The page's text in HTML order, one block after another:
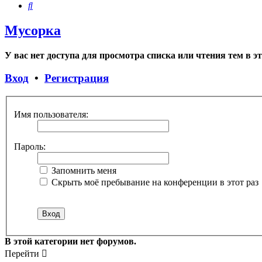
Поиск
Мусорка
У вас нет доступа для просмотра списка или чтения тем в
Вход • Регистрация
Имя пользователя:
Пароль:
Запомнить меня
Скрыть моё пребывание на конференции в этот раз
В этой категории нет форумов.
Перейти